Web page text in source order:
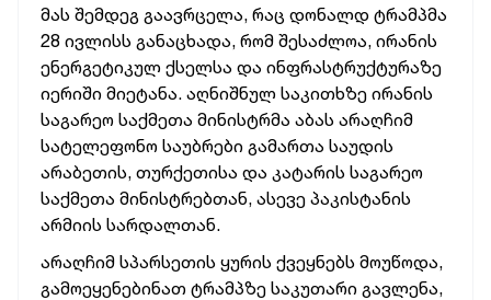
მას შემდეგ გაავრცელა, რაც დონალდ ტრამპმა
28 ივლისს განაცხადა, რომ შესაძლოა, ირანის
ენერგეტიკულ ქსელსა და ინფრასტრუქტურაზე
იერიში მიეტანა. აღნიშნულ საკითხზე ირანის
საგარეო საქმეთა მინისტრმა აბას არაღჩიმ
სატელეფონო საუბრები გამართა საუდის
არაბეთის, თურქეთისა და კატარის საგარეო
საქმეთა მინისტრებთან, ასევე პაკისტანის
არმიის სარდალთან.
არაღჩიმ სპარსეთის ყურის ქვეყნებს მოუწოდა,
გამოეყენებინათ ტრამპზე საკუთარი გავლენა,